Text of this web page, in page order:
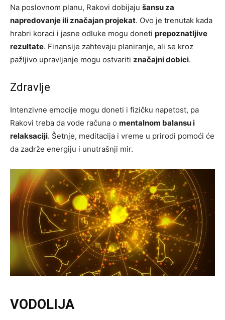
Na poslovnom planu, Rakovi dobijaju šansu za
napredovanje ili značajan projekat. Ovo je trenutak kada
hrabri koraci i jasne odluke mogu doneti prepoznatljive
rezultate. Finansije zahtevaju planiranje, ali se kroz
pažljivo upravljanje mogu ostvariti značajni dobici.
Zdravlje
Intenzivne emocije mogu doneti i fizičku napetost, pa
Rakovi treba da vode računa o mentalnom balansu i
relaksaciji. Šetnje, meditacija i vreme u prirodi pomoći će
da zadrže energiju i unutrašnji mir.
VODOLIJA